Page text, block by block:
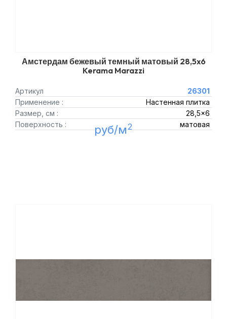
Амстердам бежевый темный матовый 28,5x6
Kerama Marazzi
Артикул
26301
Применение :
Настенная плитка
Размер, см :
28,5x6
Поверхность :
матовая
руб/м2